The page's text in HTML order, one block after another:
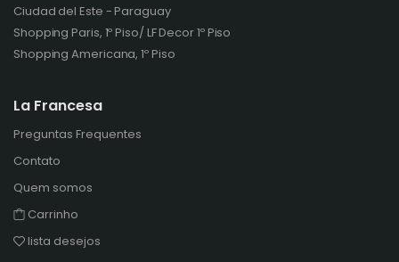
Ciudad del Este - Paraguay
Shopping Paris, 1º Piso/ LF Decor 1º Piso
Shopping Americana, 1º Piso
La Francesa
Preguntas Frequentes
Contato
Quem somos
Carrinho
lista desejos